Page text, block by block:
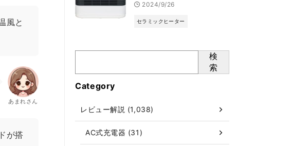
風と
あまれさん
が搭
2024/9/26
セラミックヒーター
検
索
Category
レビュー解説 (1,038)
AC式充電器 (31)